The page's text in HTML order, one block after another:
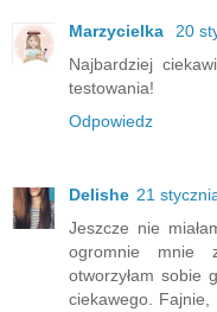
Marzycielka
20
Najbardziej
testowania!
Odpowiedz
Delishe 21
Jeszcze nie
ogromnie mnie
otworzyłam sobie
ciekawego.